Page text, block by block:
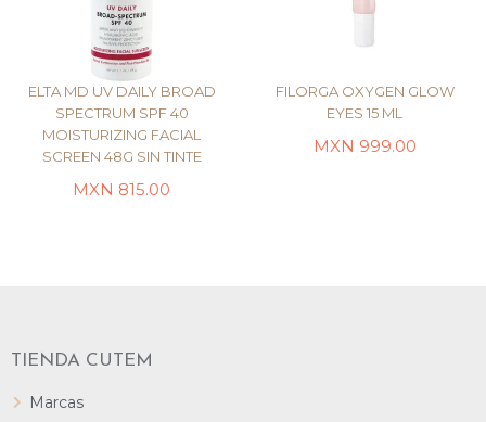
FILORGA OXYGEN GLOW
EYES 15 ML
999.00
LEER MÁS
ELTA MD UV DAILY BROAD
SPECTRUM SPF 40
MOISTURIZING FACIAL
SCREEN 48G SIN TINTE
815.00
TIENDA CUTEM
Marcas